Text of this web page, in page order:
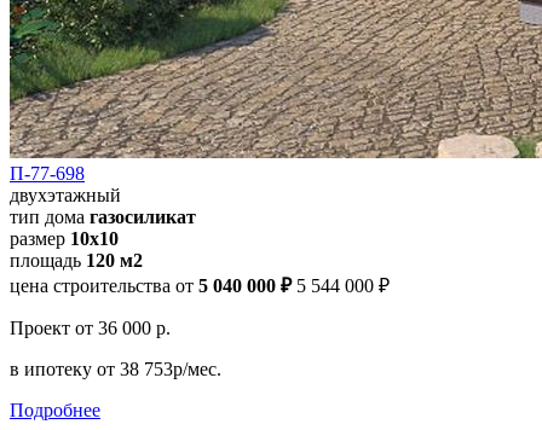
П-77-698
двухэтажный
тип дома газосиликат
размер 10x10
площадь 120 м2
цена строительства от 5 040 000 ₽ 5 544 000 ₽
Проект от 36 000 р.
в ипотеку от 38 753р/мес.
Подробнее